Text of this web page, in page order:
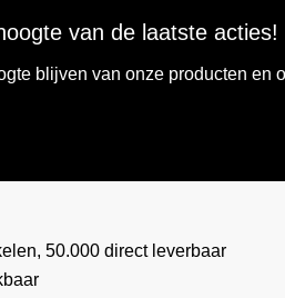
van de laatste acties!
blijven van onze producten en
50.000 direct leverbaar